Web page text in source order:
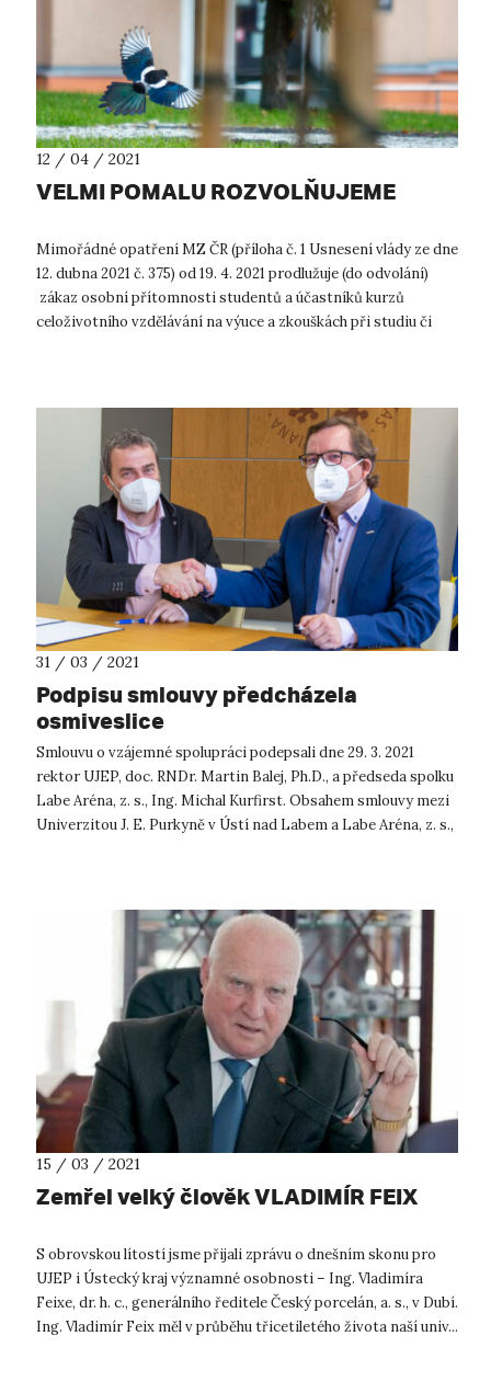
12 / 04 / 2021
VELMI POMALU ROZVOLŇUJEME
Mimořádné opatření MZ ČR (příloha č. 1 Usnesení vlády ze dne
12. dubna 2021 č. 375) od 19. 4. 2021 prodlužuje (do odvolání)
zákaz osobní přítomnosti studentů a účastníků kurzů
celoživotního vzdělávání na výuce a zkouškách při studiu či
31 / 03 / 2021
Podpisu smlouvy předcházela
osmiveslice
Smlouvu o vzájemné spolupráci podepsali dne 29. 3. 2021
rektor UJEP, doc. RNDr. Martin Balej, Ph.D., a předseda spolku
Labe Aréna, z. s., Ing. Michal Kurfirst. Obsahem smlouvy mezi
Univerzitou J. E. Purkyně v Ústí nad Labem a Labe Aréna, z. s.,
15 / 03 / 2021
Zemřel velký člověk VLADIMÍR FEIX
S obrovskou lítostí jsme přijali zprávu o dnešním skonu pro
UJEP i Ústecký kraj významné osobnosti – Ing. Vladimíra
Feixe, dr. h. c., generálního ředitele Český porcelán, a. s., v Dubí.
Ing. Vladimír Feix měl v průběhu třicetiletého života naší univ...